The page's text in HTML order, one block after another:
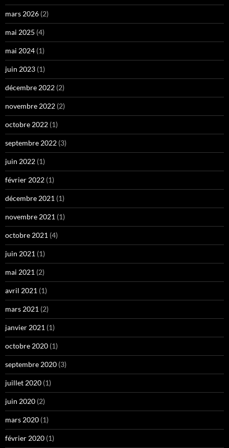
mars 2026 (2)
mai 2025 (4)
mai 2024 (1)
juin 2023 (1)
décembre 2022 (2)
novembre 2022 (2)
octobre 2022 (1)
septembre 2022 (3)
juin 2022 (1)
février 2022 (1)
décembre 2021 (1)
novembre 2021 (1)
octobre 2021 (4)
juin 2021 (1)
mai 2021 (2)
avril 2021 (1)
mars 2021 (2)
janvier 2021 (1)
octobre 2020 (1)
septembre 2020 (3)
juillet 2020 (1)
juin 2020 (2)
mars 2020 (1)
février 2020 (1)